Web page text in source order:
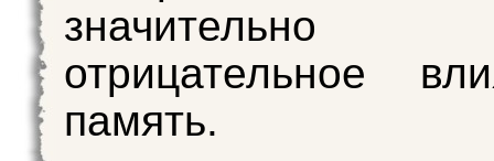
значительно
отрицательное
память.